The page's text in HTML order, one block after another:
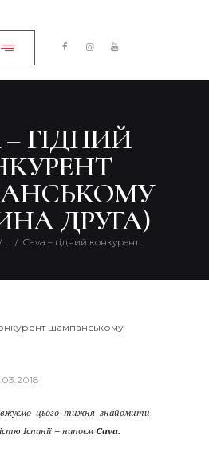
– ГІДНИЙ
ДРУГА)
... Cava – гідний конкурент...
цього тижня знайомити
Іспанії – напоєм Cava.